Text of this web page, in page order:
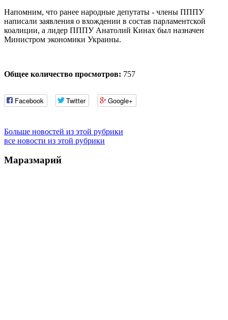
Напомним, что ранее народные депутаты - члены ПППУ
написали заявления о вхождении в состав парламентской
коалиции, а лидер ПППУ Анатолий Кинах был назначен
Министром экономики Украины.
Общее количество просмотров: 757
Facebook Twitter Google+
Больше новостей из этой рубрики
все новости из этой рубрики
Маразмарий